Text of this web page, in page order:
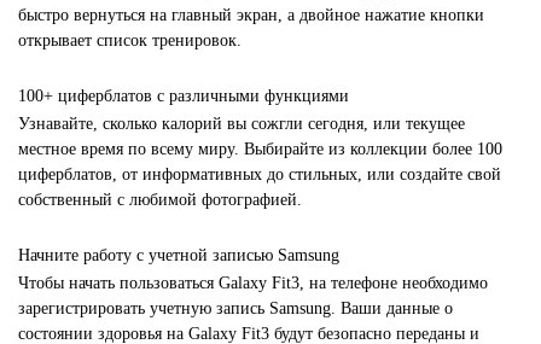
быстро вернуться на главный экран, а двойное нажатие кнопки
открывает список тренировок.
100+ циферблатов с различными функциями
Узнавайте, сколько калорий вы сожгли сегодня, или текущее
местное время по всему миру. Выбирайте из коллекции более 100
циферблатов, от информативных до стильных, или создайте свой
собственный с любимой фотографией.
Начните работу с учетной записью Samsung
Чтобы начать пользоваться Galaxy Fit3, на телефоне необходимо
зарегистрировать учетную запись Samsung. Ваши данные о
состоянии здоровья на Galaxy Fit3 будут безопасно переданы и